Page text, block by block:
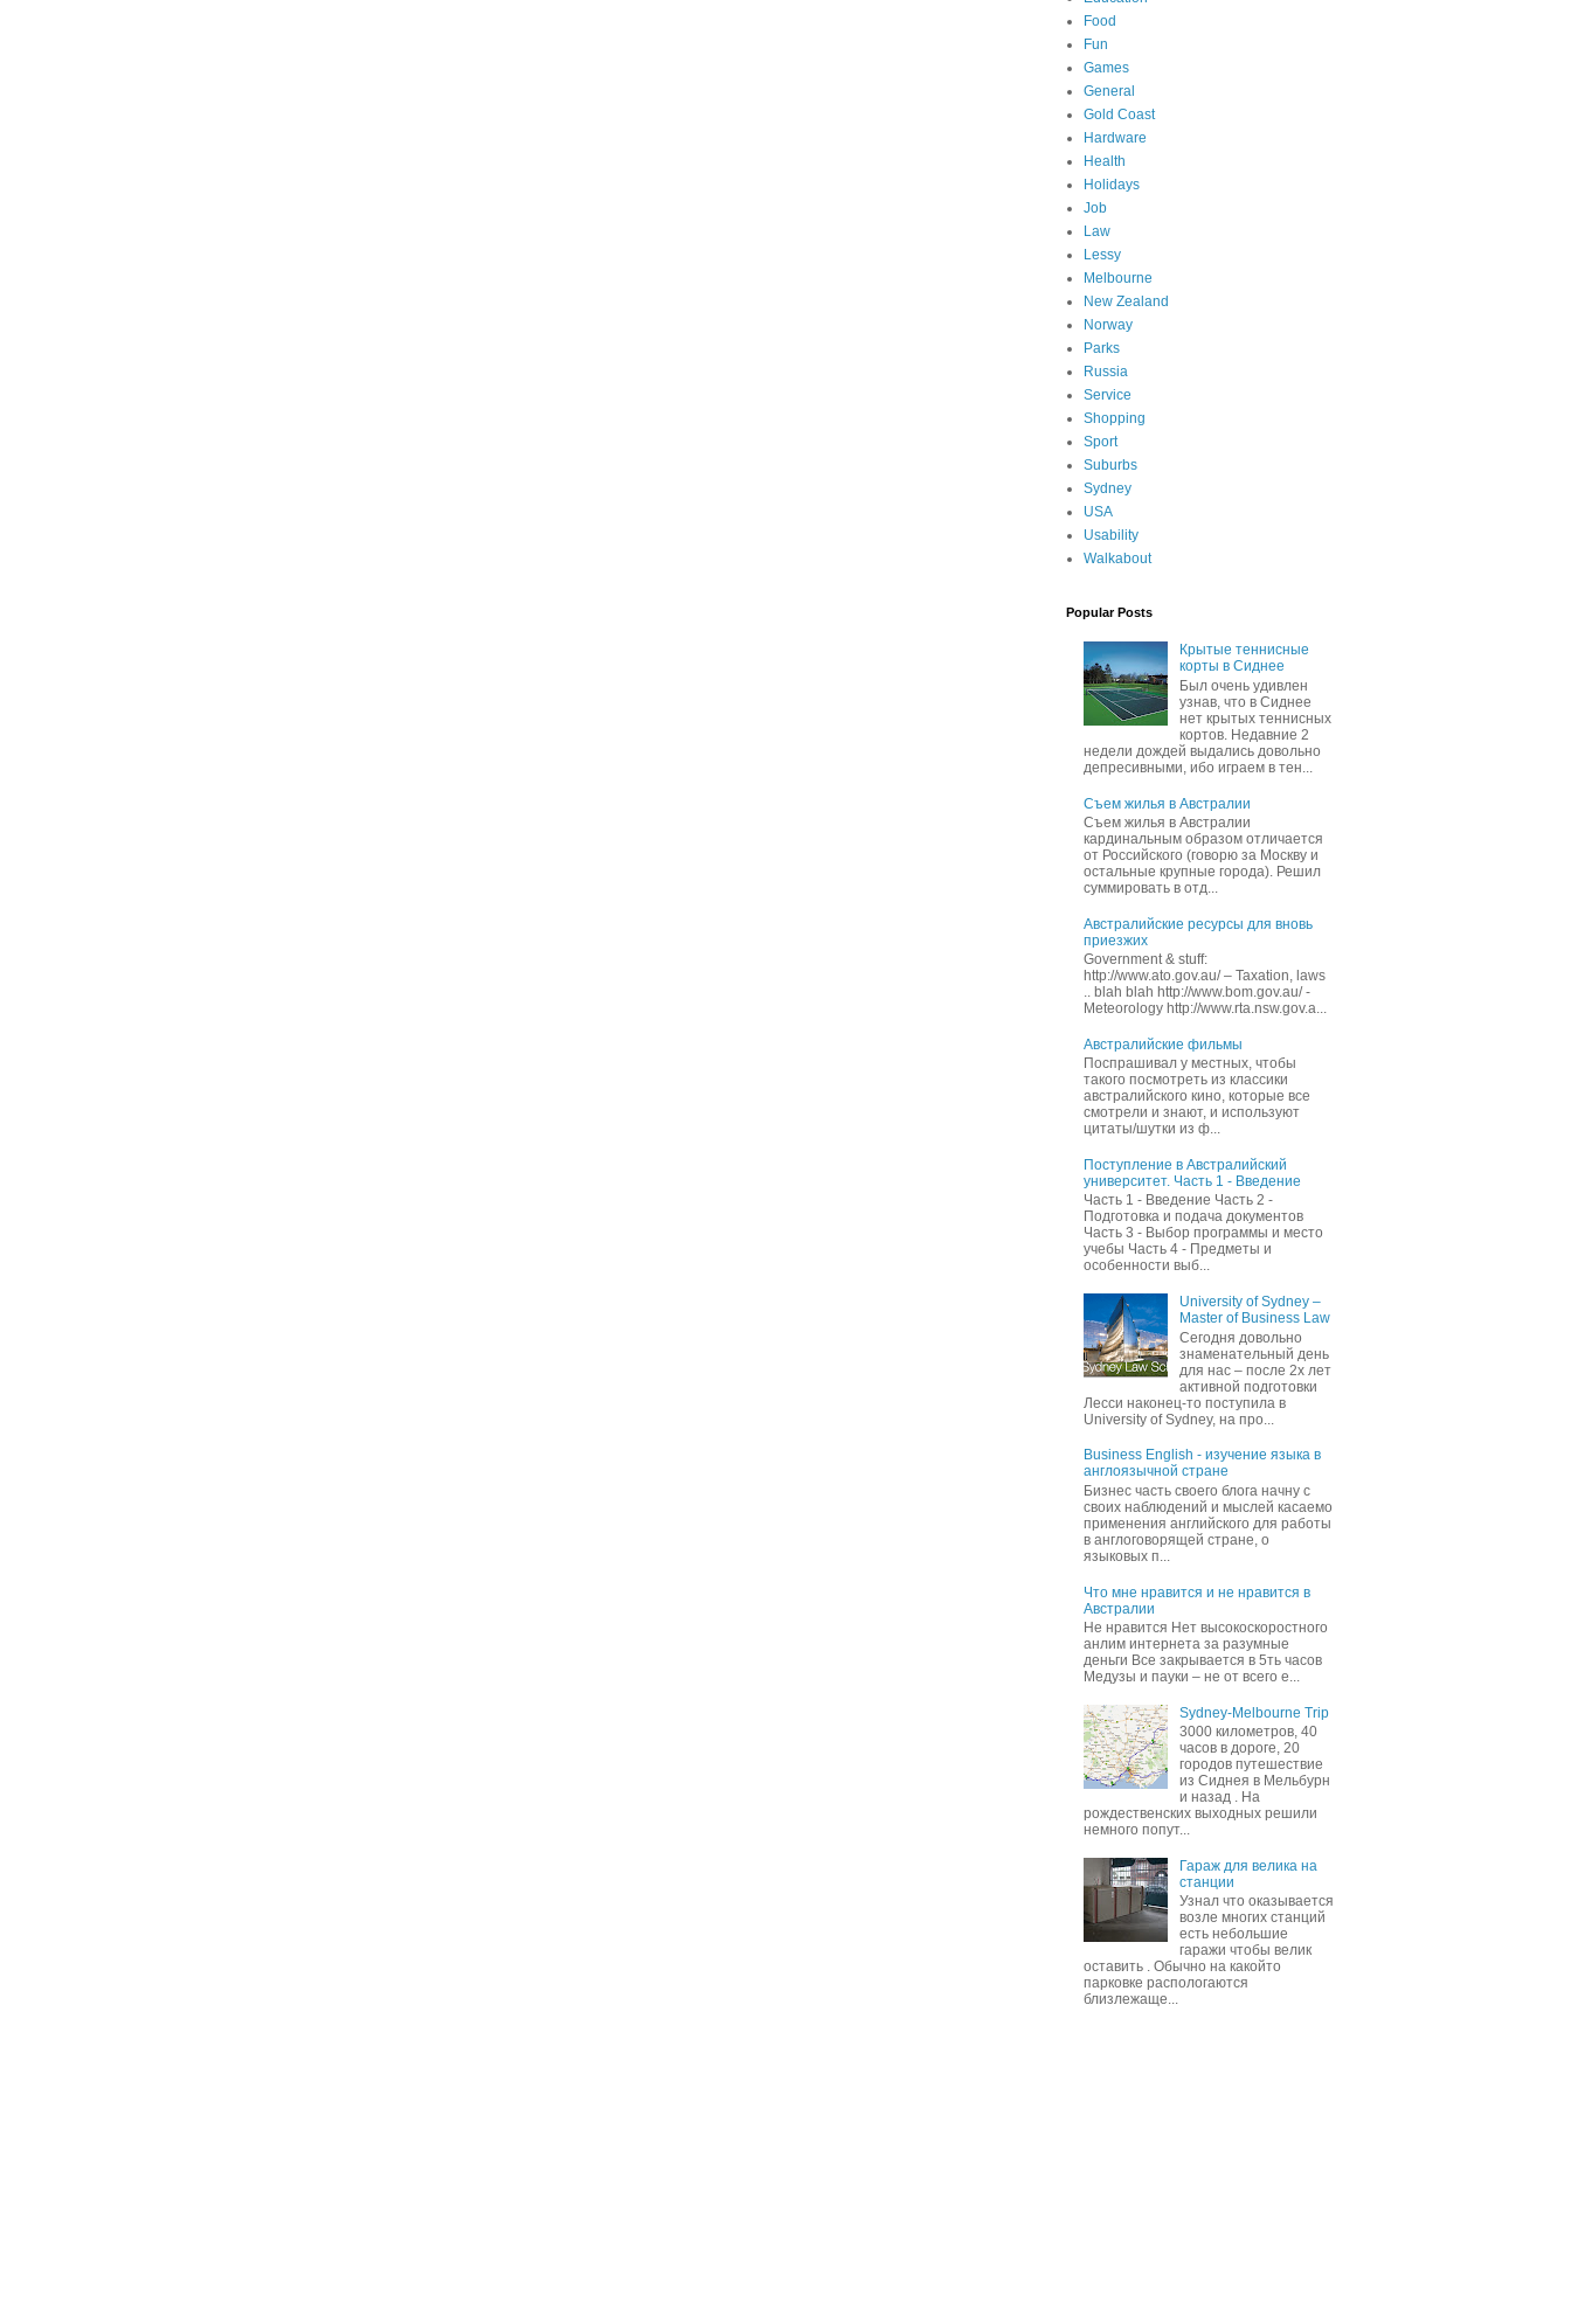
Food
Fun
Games
General
Gold Coast
Hardware
Health
Holidays
Job
Law
Lessy
Melbourne
New Zealand
Norway
Parks
Russia
Service
Shopping
Sport
Suburbs
Sydney
USA
Usability
Walkabout
Popular Posts
Крытые теннисные
корты в Сиднее
Был очень удивлен
узнав, что в Сиднее
нет крытых теннисных
кортов. Недавние 2
недели дождей выдались довольно
депресивными, ибо играем в тен...
Съем жилья в Австралии
Съем жилья в Австралии
кардинальным образом отличается
от Российского (говорю за Москву и
остальные крупные города). Решил
суммировать в отд...
Австралийские ресурсы для вновь
приезжих
Government & stuff:
http://www.ato.gov.au/ – Taxation, laws
.. blah blah http://www.bom.gov.au/ -
Meteorology http://www.rta.nsw.gov.a...
Австралийские фильмы
Поспрашивал у местных, чтобы
такого посмотреть из классики
австралийского кино, которые все
смотрели и знают, и иcпользуют
цитаты/шутки из ф...
Поступление в Австралийский
университет. Часть 1 - Введение
Часть 1 - Введение Часть 2 -
Подготовка и подача документов
Часть 3 - Выбор программы и место
учебы Часть 4 - Предметы и
особенности выб...
University of Sydney –
Master of Business Law
Сегодня довольно
знаменательный день
для нас – после 2х лет
активной подготовки
Лесси наконец-то поступила в
University of Sydney, на про...
Business English - изучение языка в
англоязычной стране
Бизнес часть своего блога начну c
своих наблюдений и мыслей касаемо
применения английского для работы
в англоговорящей стране, о
языковых п...
Что мне нравится и не нравится в
Австралии
Не нравится Нет высокоскоростного
анлим интернета за разумные
деньги Все закрывается в 5ть часов
Медузы и пауки – не от всего е...
Sydney-Melbourne Trip
3000 километров, 40
часов в дороге, 20
городов путешествие
из Сиднея в Мельбурн
и назад . На
рождественских выходных решили
немного попут...
Гараж для велика на
станции
Узнал что оказывается
возле многих станций
есть небольшие
гаражи чтобы велик
оставить . Обычно на какойто
парковке распологаются
близлежаще...